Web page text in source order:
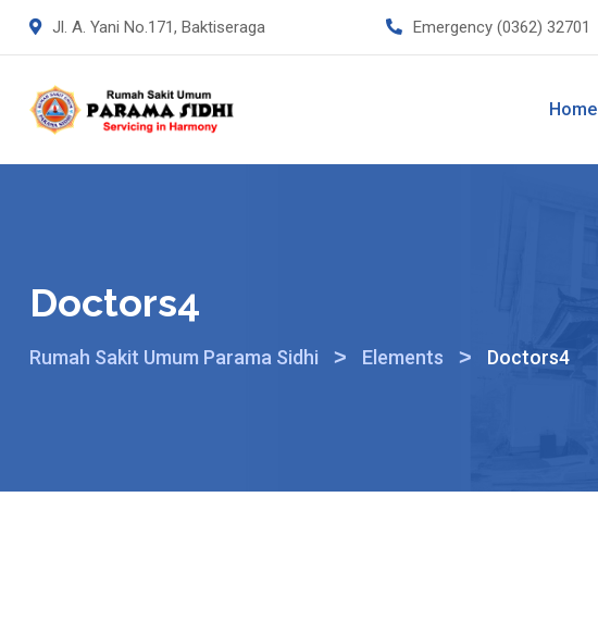
Jl. A. Yani No.171, Baktiseraga Emergency (0362) 32701
Home
Doctors4
Rumah Sakit Umum Parama Sidhi > Elements > Doctors4